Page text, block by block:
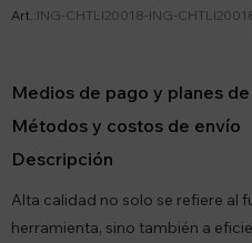
ING-CHTLI20018-ING-
Medios de pago y planes
Métodos y costos de envío
Descripción
Alta calidad no solo se refiere al
herramienta, sino también a